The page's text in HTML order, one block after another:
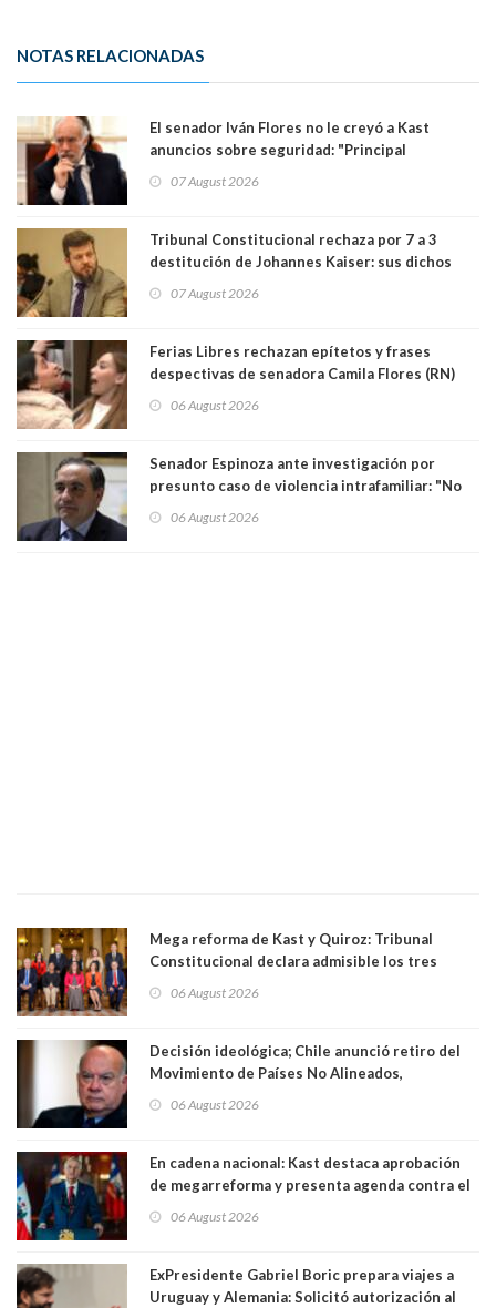
NOTAS RELACIONADAS
El senador Iván Flores no le creyó a Kast
anuncios sobre seguridad: "Principal
perseguir ruta del dinero y levantar secreto
07 August 2026
Tribunal Constitucional rechaza por 7 a 3
destitución de Johannes Kaiser: sus dichos
justicia constitucional porque no es diputado
07 August 2026
Ferias Libres rechazan epítetos y frases
despectivas de senadora Camila Flores (RN)
06 August 2026
Senador Espinoza ante investigación por
presunto caso de violencia intrafamiliar: "No
antecedentes a Tribunal Supremo
06 August 2026
Mega reforma de Kast y Quiroz: Tribunal
Constitucional declara admisible los tres
06 August 2026
Decisión ideológica; Chile anunció retiro del
Movimiento de Países No Alineados,
1971. Excanciller Insulza lamentó decisión
06 August 2026
En cadena nacional: Kast destaca aprobación
de megarreforma y presenta agenda contra el
06 August 2026
ExPresidente Gabriel Boric prepara viajes a
Uruguay y Alemania: Solicitó autorización al